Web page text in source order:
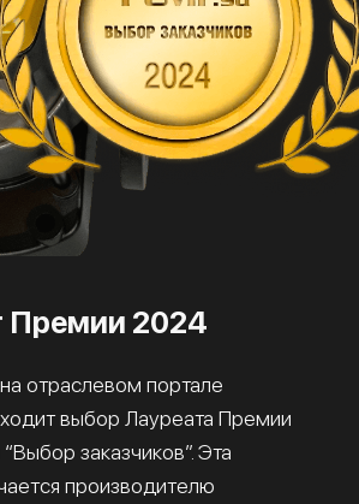
Премии 2024
отраслевом портале
выбор Лауреата Премии
заказчиков”. Эта
производителю